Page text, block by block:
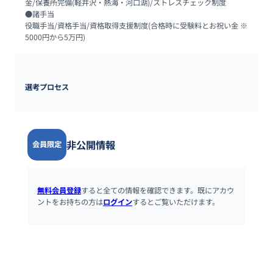
金/保養所完備(軽井沢・熱海・河口湖)/ストレスチェック制度
●諸手当
役職手当/資格手当/資格取得支援制度(合格時に受験料とお祝い金 ※
5000円から5万円)
選考プロセス
会員限定 非公開情報
無料会員登録すると全ての情報を確認できます。既にアカウ
ントをお持ちの方はログインするとご覧いただけます。